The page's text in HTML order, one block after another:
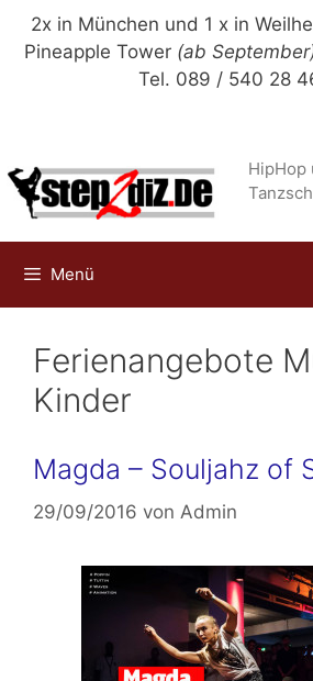
Zum
Inhalt
2x in München und 1 x in
Pineapple Tower (ab
Tel. 089 / 540 28
HipHop
Menü
Ferienangebote
Kinder
Magda – Souljahz of
29/09/2016 von Admin